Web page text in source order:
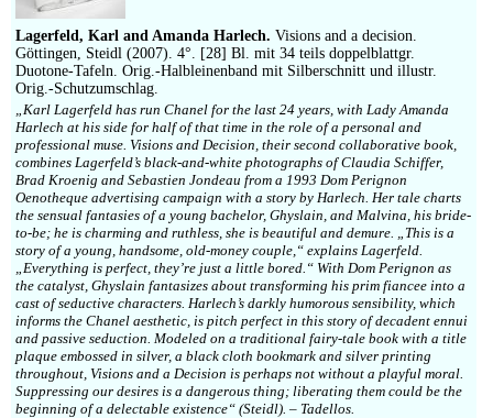
Lagerfeld, Karl and Amanda Harlech. Visions and a decision.
Göttingen, Steidl (2007). 4°. [28] Bl. mit 34 teils doppelblattgr.
Duotone-Tafeln. Orig.-Halbleinenband mit Silberschnitt und illustr.
Orig.-Schutzumschlag.
„Karl Lagerfeld has run Chanel for the last 24 years, with Lady Amanda
Harlech at his side for half of that time in the role of a personal and
professional muse. Visions and Decision, their second collaborative book,
combines Lagerfeld’s black-and-white photographs of Claudia Schiffer,
Brad Kroenig and Sebastien Jondeau from a 1993 Dom Perignon
Oenotheque advertising campaign with a story by Harlech. Her tale charts
the sensual fantasies of a young bachelor, Ghyslain, and Malvina, his bride-
to-be; he is charming and ruthless, she is beautiful and demure. „This is a
story of a young, handsome, old-money couple,“ explains Lagerfeld.
„Everything is perfect, they’re just a little bored.“ With Dom Perignon as
the catalyst, Ghyslain fantasizes about transforming his prim fiancee into a
cast of seductive characters. Harlech’s darkly humorous sensibility, which
informs the Chanel aesthetic, is pitch perfect in this story of decadent ennui
and passive seduction. Modeled on a traditional fairy-tale book with a title
plaque embossed in silver, a black cloth bookmark and silver printing
throughout, Visions and a Decision is perhaps not without a playful moral.
Suppressing our desires is a dangerous thing; liberating them could be the
beginning of a delectable existence“ (Steidl). – Tadellos.